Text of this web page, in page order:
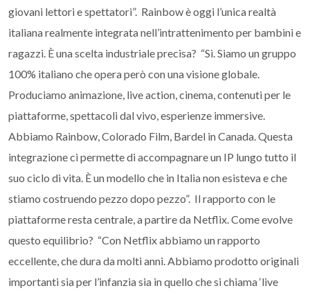
giovani lettori e spettatori”. Rainbow è oggi l’unica realtà
italiana realmente integrata nell’intrattenimento per bambini e
ragazzi. È una scelta industriale precisa? “Sì. Siamo un gruppo
100% italiano che opera però con una visione globale.
Produciamo animazione, live action, cinema, contenuti per le
piattaforme, spettacoli dal vivo, esperienze immersive.
Abbiamo Rainbow, Colorado Film, Bardel in Canada. Questa
integrazione ci permette di accompagnare un IP lungo tutto il
suo ciclo di vita. È un modello che in Italia non esisteva e che
stiamo costruendo pezzo dopo pezzo”. Il rapporto con le
piattaforme resta centrale, a partire da Netflix. Come evolve
questo equilibrio? “Con Netflix abbiamo un rapporto
eccellente, che dura da molti anni. Abbiamo prodotto originali
importanti sia per l’infanzia sia in quello che si chiama ‘live